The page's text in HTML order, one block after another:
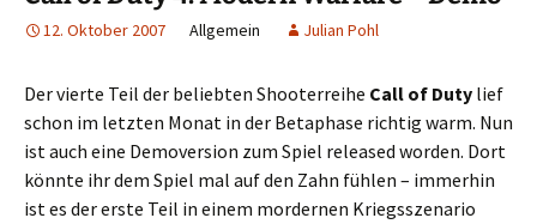
12. Oktober 2007 Allgemein Julian Pohl
Der vierte Teil der beliebten Shooterreihe Call of Duty lief
schon im letzten Monat in der Betaphase richtig warm. Nun
ist auch eine Demoversion zum Spiel released worden. Dort
könnte ihr dem Spiel mal auf den Zahn fühlen – immerhin
ist es der erste Teil in einem mordernen Kriegsszenario